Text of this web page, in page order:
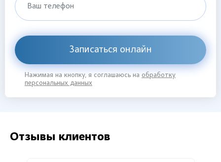
Ваш телефон
Записаться онлайн
Нажимая на кнопку, я соглашаюсь на обработку
персональных данных
Отзывы клиентов